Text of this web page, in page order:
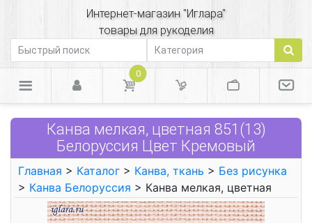
Интернет-магазин "Иглара"
товары для рукоделия
0
Канва мелкая, цветная 851(13)
Белоруссия Цвет Кремовый
Главная > Каталог > Канва, ткань > Без рисунка
> Канва Белоруссия > Канва мелкая, цветная